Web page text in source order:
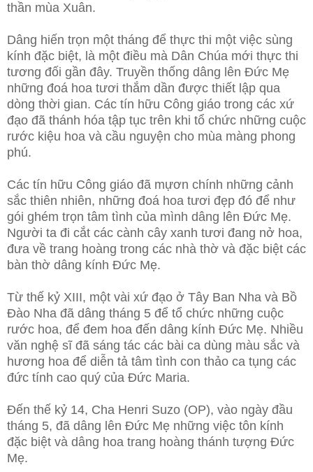
thần mùa Xuân.
Dâng hiến trọn một tháng để thực thi một việc sùng
kính đặc biệt, là một điều mà Dân Chúa mới thực thi
tương đối gần đây. Truyền thống dâng lên Đức Mẹ
những đoá hoa tươi thắm dần được thiết lập qua
dòng thời gian. Các tín hữu Công giáo trong các xứ
đạo đã thánh hóa tập tục trên khi tổ chức những cuộc
rước kiệu hoa và cầu nguyện cho mùa màng phong
phú.
Các tín hữu Công giáo đã mựơn chính những cảnh
sắc thiên nhiên, những đoá hoa tươi đẹp đó để như
gói ghém trọn tâm tình của mình dâng lên Đức Mẹ.
Người ta đi cắt các cành cây xanh tươi đang nở hoa,
đưa về trang hoàng trong các nhà thờ và đặc biệt các
bàn thờ dâng kính Đức Mẹ.
Từ thế kỷ XIII, một vài xứ đạo ở Tây Ban Nha và Bồ
Đào Nha đã dâng tháng 5 để tổ chức những cuộc
rước hoa, để đem hoa đến dâng kính Đức Mẹ. Nhiều
văn nghệ sĩ đã sáng tác các bài ca dùng màu sắc và
hương hoa để diễn tả tâm tình con thảo ca tụng các
đức tính cao quý của Đức Maria.
Đến thế kỷ 14, Cha Henri Suzo (OP), vào ngày đầu
tháng 5, đã dâng lên Đức Mẹ những việc tôn kính
đặc biệt và dâng hoa trang hoàng thánh tượng Đức
Mẹ.